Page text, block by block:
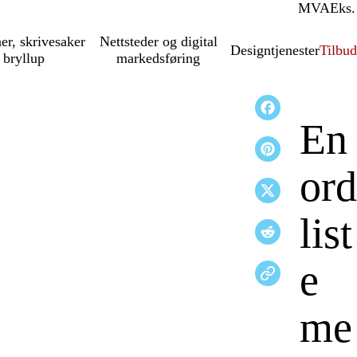
MVAInkl.
Eks.
skrivesaker
bryllup
Nettsteder og digital
markedsføring
DesigntjenesterTilbud
En
ord
list
e
me